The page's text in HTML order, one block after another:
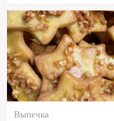
Выпечка